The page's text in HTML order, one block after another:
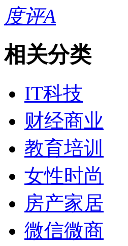
度评A
相关分类
IT科技
财经商业
教育培训
女性时尚
房产家居
微信微商